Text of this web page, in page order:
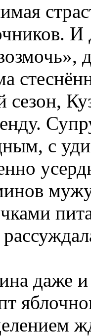
сезон,
с
даже и